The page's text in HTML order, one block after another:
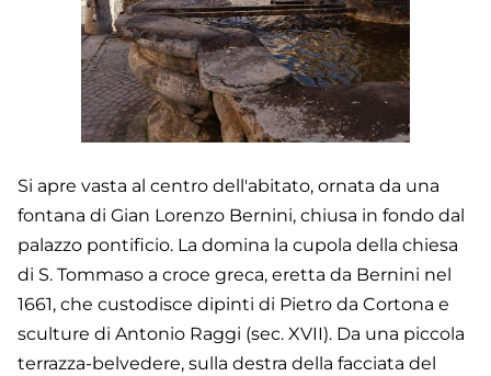
Si apre vasta al centro dell'abitato, ornata da una
fontana di Gian Lorenzo Bernini, chiusa in fondo dal
palazzo pontificio. La domina la cupola della chiesa
di S. Tommaso a croce greca, eretta da Bernini nel
1661, che custodisce dipinti di Pietro da Cortona e
sculture di Antonio Raggi (sec. XVII). Da una piccola
terrazza-belvedere, sulla destra della facciata del